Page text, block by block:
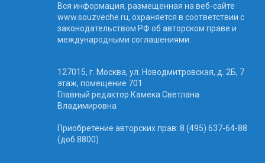
Вся информация, размещенная на веб-сайте
www.souzveche.ru, охраняется в соответствии с
законодательством РФ об авторском праве и
международными соглашениями.
127015, г. Москва, ул. Новодмитровская, д. 2Б, 7
этаж, помещение 701
Главный редактор Камека Светлана
Владимировна
Приобретение авторских прав: 8 (495) 637-64-88
(доб.8800)